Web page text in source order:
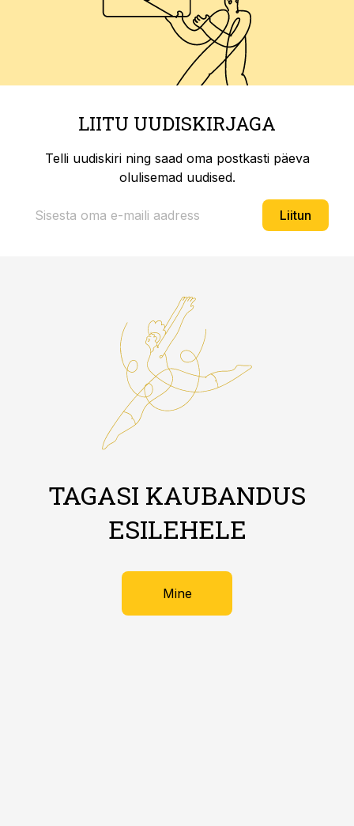
LIITU UUDISKIRJAGA
Telli uudiskiri ning saad oma postkasti päeva
olulisemad uudised.
Liitun
TAGASI KAUBANDUS
ESILEHELE
Mine